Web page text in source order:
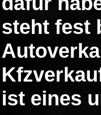
steht fest
ist eines